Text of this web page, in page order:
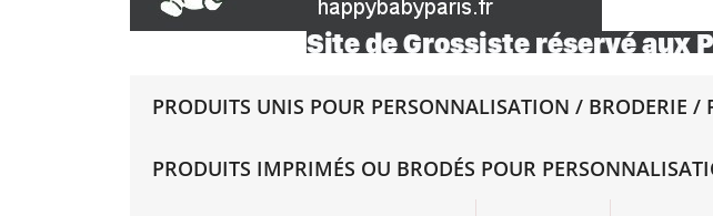
PRODUITS UNIS POUR PERSONNALISATION / BRODERIE /
PRODUITS IMPRIMÉS OU BRODÉS POUR